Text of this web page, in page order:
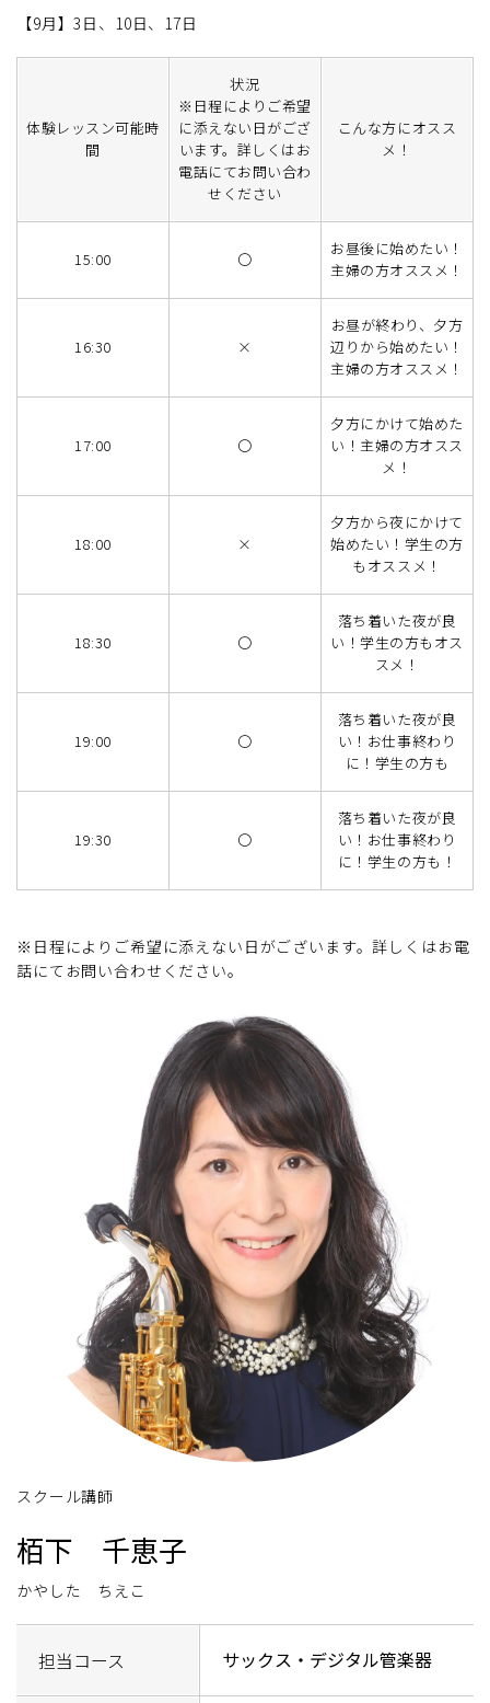
【9月】3日、10日、17日
体験レッスン可能時
間
状況
※日程によりご希望
に添えない日がござ
います。詳しくはお
電話にてお問い合わ
せください
こんな方にオスス
メ！
15:00 〇
お昼後に始めたい！
主婦の方オススメ！
16:30 ×
お昼が終わり、夕方
辺りから始めたい！
主婦の方オススメ！
17:00 〇
夕方にかけて始めた
い！主婦の方オスス
メ！
18:00 ×
夕方から夜にかけて
始めたい！学生の方
もオススメ！
18:30 〇
落ち着いた夜が良
い！学生の方もオス
スメ！
19:00 〇
落ち着いた夜が良
い！お仕事終わり
に！学生の方も
19:30 〇
落ち着いた夜が良
い！お仕事終わり
に！学生の方も！
※日程によりご希望に添えない日がございます。詳しくはお電
話にてお問い合わせください。
スクール講師
栢下 千恵子
かやした ちえこ
担当コース サックス・デジタル管楽器